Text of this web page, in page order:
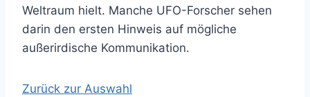
Weltraum hielt. Manche UFO-Forscher sehen
darin den ersten Hinweis auf mögliche
außerirdische Kommunikation.
Zurück zur Auswahl